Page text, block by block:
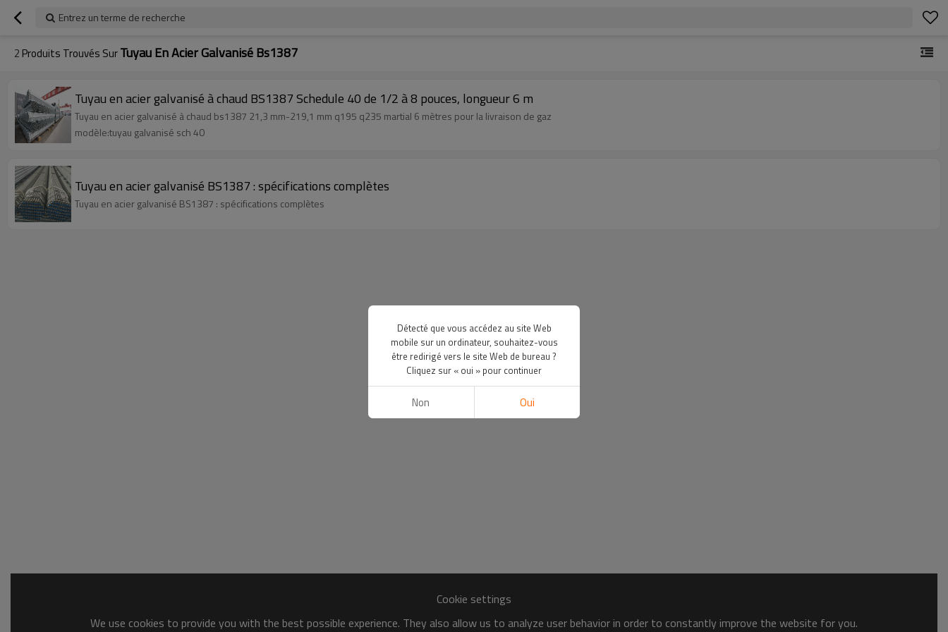
Entrez un terme de recherche
2 Produits Trouvés SurTuyau En Acier Galvanisé Bs1387
Tuyau en acier galvanisé à chaud BS1387 Schedule 40 de 1/2 à 8 pouces, longueur 6 m
Tuyau en acier galvanisé à chaud bs1387 21,3 mm-219,1 mm q195 q235 martial 6 mètres pour la livraison de gaz
modèle:tuyau galvanisé sch 40
Tuyau en acier galvanisé BS1387 : spécifications complètes
Tuyau en acier galvanisé BS1387 : spécifications complètes
Cookie settings
We use cookies to provide you with the best possible experience. They also allow us to analyze user behavior in order to constantly improve the website for you.
Détecté que vous accédez au site Web
mobile sur un ordinateur, souhaitez-vous
être redirigé vers le site Web de bureau ?
Cliquez sur « oui » pour continuer
Non Oui